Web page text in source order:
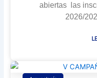
abiertas las
2026/